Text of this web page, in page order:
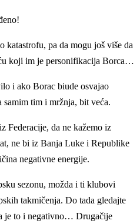
pa da mogu još više da
koji im je personifikacija Borca…
i ako Borac biude osvajao
tim i mržnja, bit veća.
Federacije, da ne kažemo iz
ne bi iz Banja Luke i Republike
negativne energije.
sezonu, možda i ti klubovi
takmičenja. Do tada gledajte
je to i negativno… Drugačije